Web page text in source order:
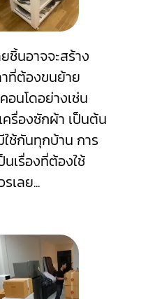
นอาจจะสร้าง
ที่ต้องขนย้าย
นโดอย่างเช่น
รื่องซักผ้า เป็นต้น
ช้กันทุกบ้าน การ
เรื่องที่ต้องใช้
เลย...